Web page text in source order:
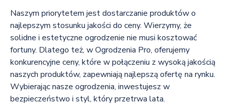
Naszym priorytetem jest dostarczanie produktów o
najlepszym stosunku jakości do ceny. Wierzymy, że
solidne i estetyczne ogrodzenie nie musi kosztować
fortuny. Dlatego też, w Ogrodzenia Pro, oferujemy
konkurencyjne ceny, które w połączeniu z wysoką jakością
naszych produktów, zapewniają najlepszą ofertę na rynku.
Wybierając nasze ogrodzenia, inwestujesz w
bezpieczeństwo i styl, który przetrwa lata.